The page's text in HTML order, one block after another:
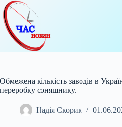
Перейти
до
вмісту
Обмежена кількість заводів в
переробку соняшнику.
Надія Скорик